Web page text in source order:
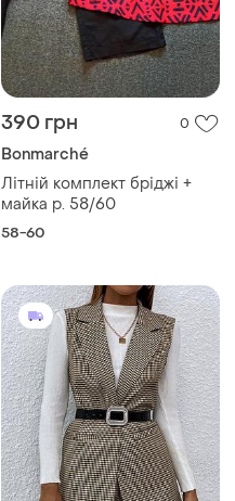
390 грн 0
Bonmarché
Літній комплект бріджі +
майка р. 58/60
58-60